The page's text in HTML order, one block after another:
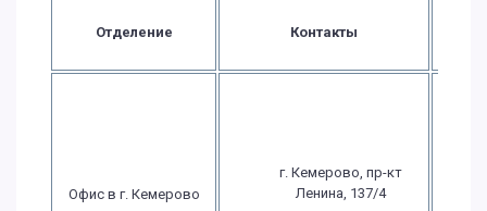
Отделение Контакты
Офис в г. Кемерово
г. Кемерово, пр-кт
Ленина, 137/4